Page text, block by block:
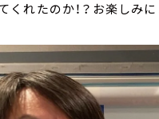
くれたのか！？お楽しみに